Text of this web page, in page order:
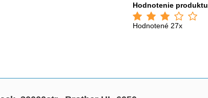
Hodnotenie produktu
Hodnotené 27x